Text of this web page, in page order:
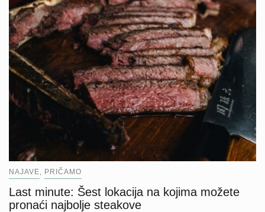
NAJAVE PRIČAMO
Last minute: Šest lokacija na kojima možete
pronaći najbolje steakove